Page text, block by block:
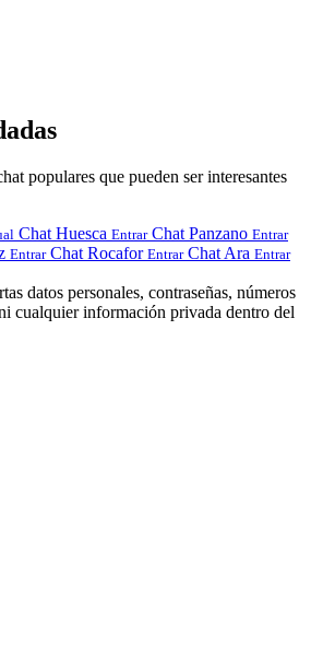
populares que pueden ser interesantes
Chat Huesca Entrar Chat Panzano Entrar
Entrar Chat Rocafor Entrar Chat Ara Entrar
datos personales, contraseñas, números
cualquier información privada dentro del